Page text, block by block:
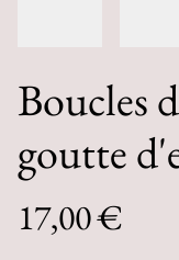
Boucles
goutte
17,00 €